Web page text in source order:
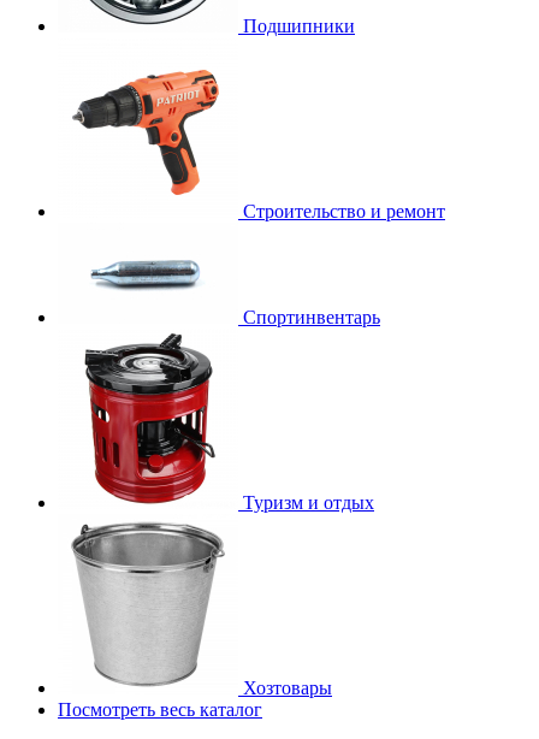
Подшипники
Строительство и ремонт
Спортинвентарь
Туризм и отдых
Хозтовары
Посмотреть весь каталог